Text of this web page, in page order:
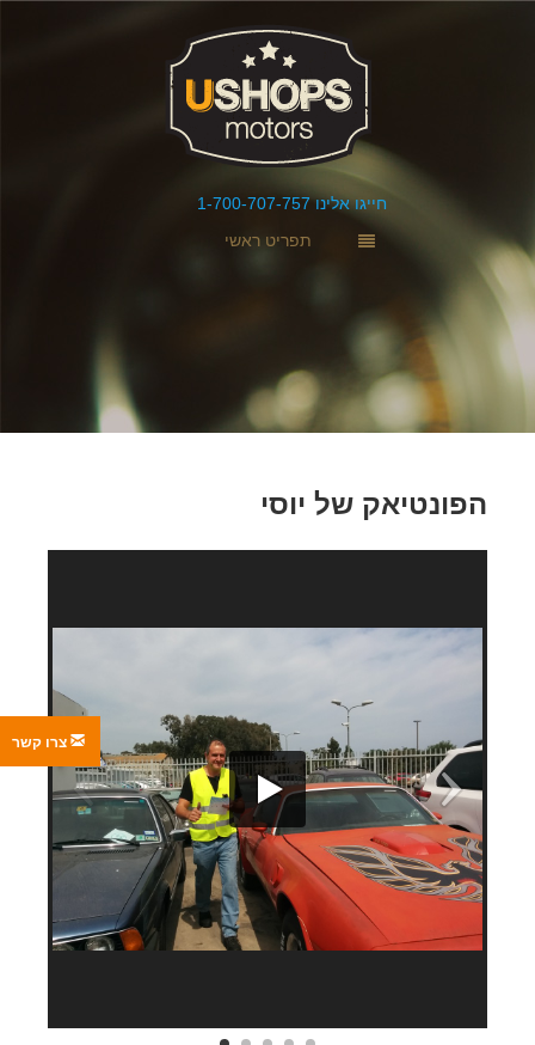
חייגו אלינו 1-700-707-757
תפריט ראשי
הפונטיאק של יוסי
צרו קשר